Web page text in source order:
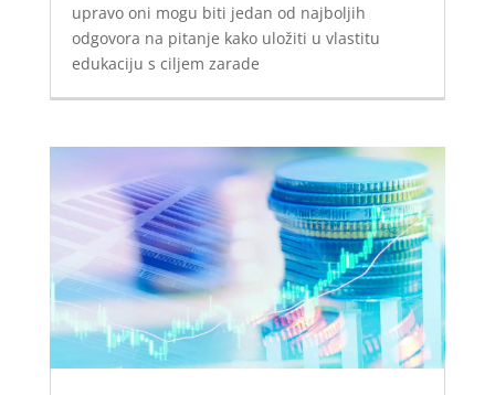
upravo oni mogu biti jedan od najboljih
odgovora na pitanje kako uložiti u vlastitu
edukaciju s ciljem zarade